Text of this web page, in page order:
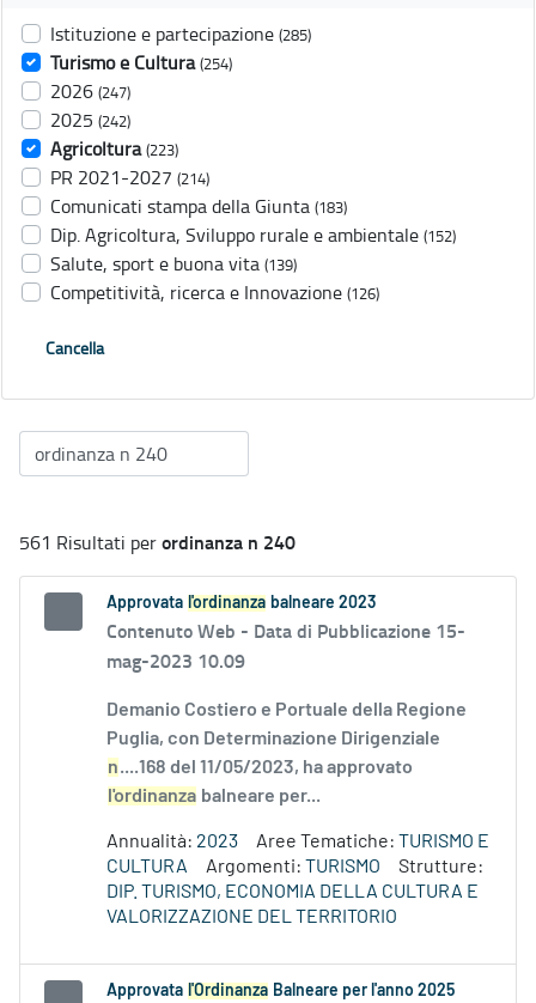
Istituzione e partecipazione (285)
Turismo e Cultura (254)
2026 (247)
2025 (242)
Agricoltura (223)
PR 2021-2027 (214)
Comunicati stampa della Giunta (183)
Dip. Agricoltura, Sviluppo rurale e ambientale (152)
Salute, sport e buona vita (139)
Competitività, ricerca e Innovazione (126)
Cancella
561 Risultati perordinanza n 240
Approvata l'ordinanza balneare 2023
Contenuto Web - Data di Pubblicazione 15-
mag-2023 10.09
Demanio Costiero e Portuale della Regione
Puglia, con Determinazione Dirigenziale
n....168 del 11/05/2023, ha approvato
l'ordinanza balneare per...
Annualità: 2023 Aree Tematiche: TURISMO E
CULTURA
Argomenti: TURISMO
Strutture:
DIP. TURISMO, ECONOMIA DELLA CULTURA E
VALORIZZAZIONE DEL TERRITORIO
Approvata l'Ordinanza Balneare per l'anno 2025